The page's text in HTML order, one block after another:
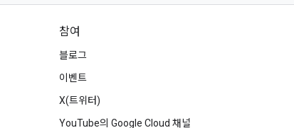
참여
블로그
이벤트
X(트위터)
YouTube의 Google Cloud 채널